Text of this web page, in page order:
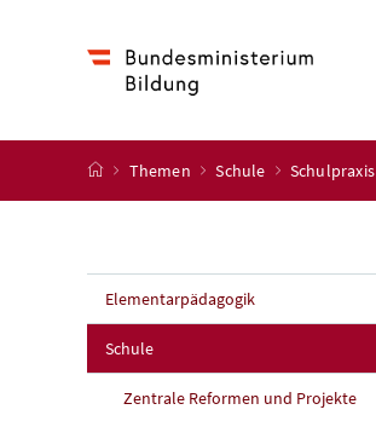
Startseite
Themen Schule Schulpraxis
Elementarpädagogik
Schule
Zentrale Reformen und Projekte